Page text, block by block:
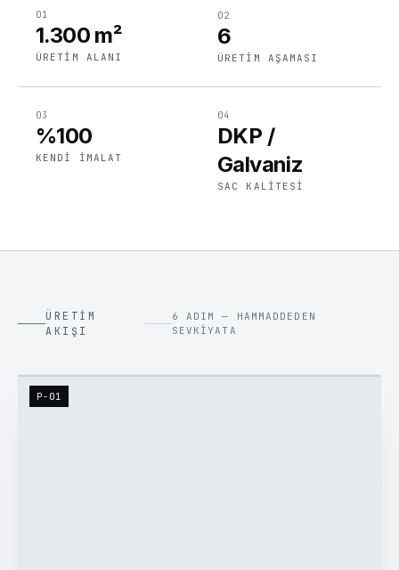
01
1.300 m²
ÜRETIM ALANI
02
6
ÜRETIM AŞAMASI
03
%100
KENDI İMALAT
04
DKP /
Galvaniz
SAC KALITESI
ÜRETIM
AKIŞI
6 ADIM — HAMMADDEDEN
SEVKIYATA
P-01